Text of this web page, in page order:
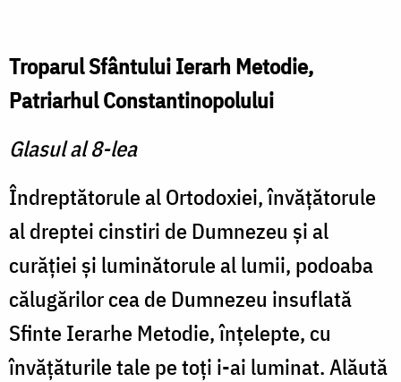
Troparul Sfântului Ierarh Metodie,
Patriarhul Constantinopolului
Glasul al 8-lea
Îndreptătorule al Ortodoxiei, învăţătorule
al dreptei cinstiri de Dumnezeu şi al
curăţiei şi luminătorule al lumii, podoaba
călugărilor cea de Dumnezeu insuflată
Sfinte Ierarhe Metodie, înţelepte, cu
învăţăturile tale pe toţi i-ai luminat. Alăută